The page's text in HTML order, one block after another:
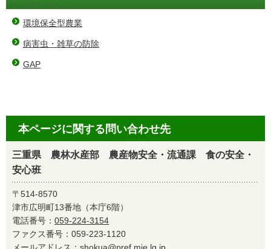
環境保全型農業
病害虫・雑草の防除
GAP
本ページに関する問い合わせ先
三重県 農林水産部 農産物安全・流通課 食の安全・
安心班
〒514-8570
津市広明町13番地（本庁6階）
電話番号： 059-224-3154
ファクス番号：059-223-1120